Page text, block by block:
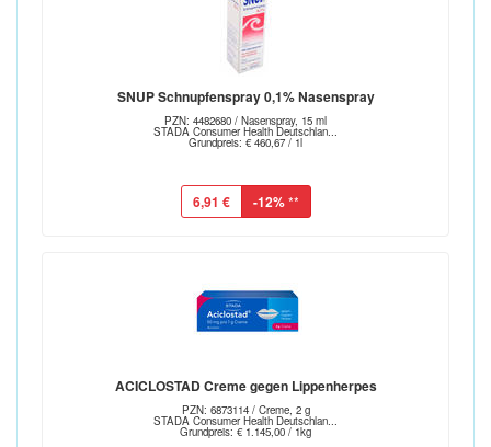
SNUP Schnupfenspray 0,1% Nasenspray
PZN: 4482680 / Nasenspray, 15 ml
STADA Consumer Health Deutschlan...
Grundpreis: € 460,67 / 1l
6,91 € -12%**
ACICLOSTAD Creme gegen Lippenherpes
PZN: 6873114 / Creme, 2 g
STADA Consumer Health Deutschlan...
Grundpreis: € 1.145,00 / 1kg